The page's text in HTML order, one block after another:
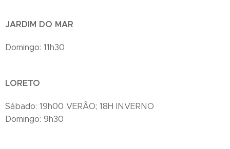
JARDIM DO MAR
Domingo: 11h30
LORETO
Sábado: 19h00 VERÃO; 18H INVERNO
Domingo: 9h30